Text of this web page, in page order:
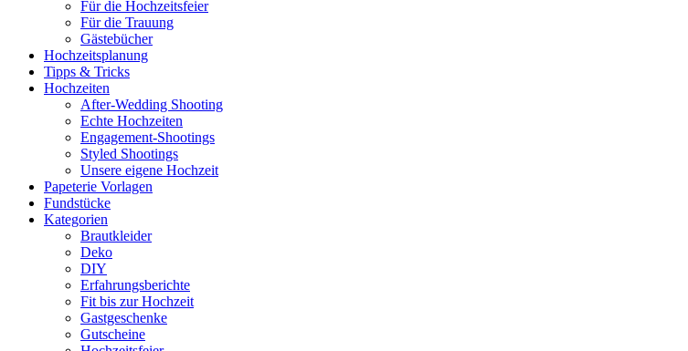
Für die Hochzeitsfeier
Für die Trauung
Gästebücher
Hochzeitsplanung
Tipps & Tricks
Hochzeiten
After-Wedding Shooting
Echte Hochzeiten
Engagement-Shootings
Styled Shootings
Unsere eigene Hochzeit
Papeterie Vorlagen
Fundstücke
Kategorien
Brautkleider
Deko
DIY
Erfahrungsberichte
Fit bis zur Hochzeit
Gastgeschenke
Gutscheine